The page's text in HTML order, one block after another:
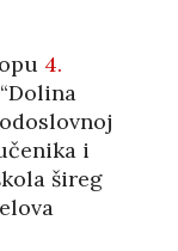
4.
i
šireg